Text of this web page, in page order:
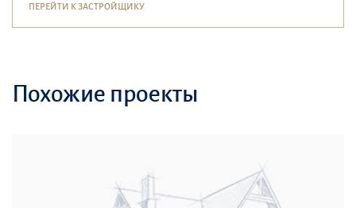
ПЕРЕЙТИ К ЗАСТРОЙЩИКУ
Похожие проекты